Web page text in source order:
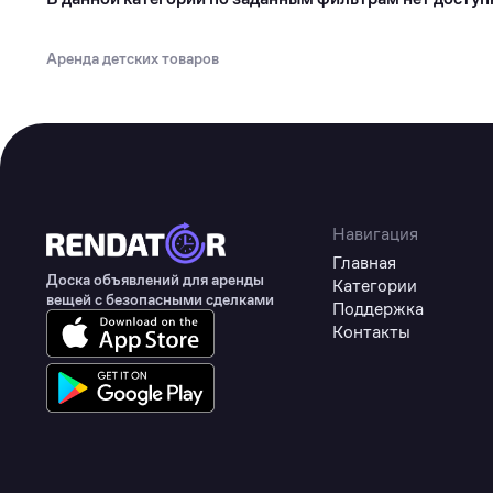
Коммерческое оборудование
Здоровье
Цифровые товары
Аренда детских товаров
Доска объявлений для аренды
вещей с безопасными сделками
Навигация
Главная
Категории
Поддержка
Контакты